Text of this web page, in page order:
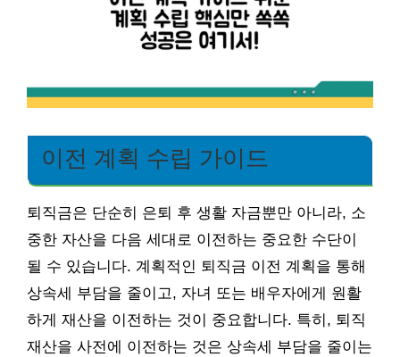
이전 계획 수립 가이드
퇴직금은 단순히 은퇴 후 생활 자금뿐만 아니라, 소
중한 자산을 다음 세대로 이전하는 중요한 수단이
될 수 있습니다. 계획적인 퇴직금 이전 계획을 통해
상속세 부담을 줄이고, 자녀 또는 배우자에게 원활
하게 재산을 이전하는 것이 중요합니다. 특히, 퇴직
재산을 사전에 이전하는 것은 상속세 부담을 줄이는